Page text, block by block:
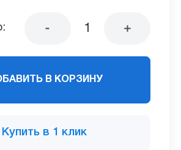
В КОРЗИНУ
Купить в 1 клик